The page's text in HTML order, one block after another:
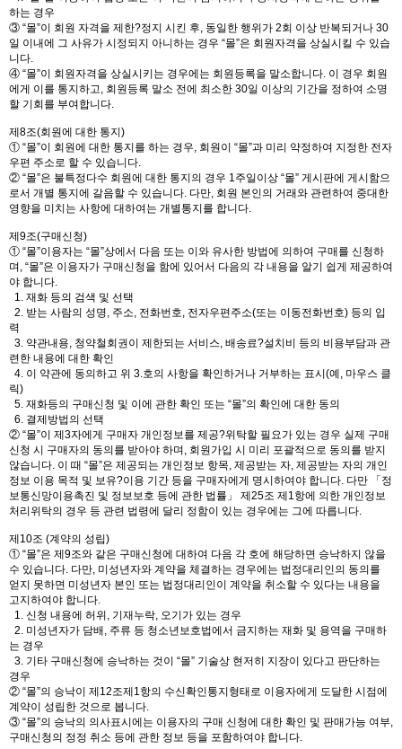
하는 경우
③ “몰”이 회원 자격을 제한?정지 시킨 후, 동일한 행위가 2회 이상 반복되거나 30
일 이내에 그 사유가 시정되지 아니하는 경우 “몰”은 회원자격을 상실시킬 수 있습
니다.
④ “몰”이 회원자격을 상실시키는 경우에는 회원등록을 말소합니다. 이 경우 회원
에게 이를 통지하고, 회원등록 말소 전에 최소한 30일 이상의 기간을 정하여 소명
할 기회를 부여합니다.
제8조(회원에 대한 통지)
① “몰”이 회원에 대한 통지를 하는 경우, 회원이 “몰”과 미리 약정하여 지정한 전자
우편 주소로 할 수 있습니다.
② “몰”은 불특정다수 회원에 대한 통지의 경우 1주일이상 “몰” 게시판에 게시함으
로서 개별 통지에 갈음할 수 있습니다. 다만, 회원 본인의 거래와 관련하여 중대한
영향을 미치는 사항에 대하여는 개별통지를 합니다.
제9조(구매신청)
① “몰”이용자는 “몰”상에서 다음 또는 이와 유사한 방법에 의하여 구매를 신청하
며, “몰”은 이용자가 구매신청을 함에 있어서 다음의 각 내용을 알기 쉽게 제공하여
야 합니다.
1. 재화 등의 검색 및 선택
2. 받는 사람의 성명, 주소, 전화번호, 전자우편주소(또는 이동전화번호) 등의 입
력
3. 약관내용, 청약철회권이 제한되는 서비스, 배송료?설치비 등의 비용부담과 관
련한 내용에 대한 확인
4. 이 약관에 동의하고 위 3.호의 사항을 확인하거나 거부하는 표시(예, 마우스 클
릭)
5. 재화등의 구매신청 및 이에 관한 확인 또는 “몰”의 확인에 대한 동의
6. 결제방법의 선택
② “몰”이 제3자에게 구매자 개인정보를 제공?위탁할 필요가 있는 경우 실제 구매
신청 시 구매자의 동의를 받아야 하며, 회원가입 시 미리 포괄적으로 동의를 받지
않습니다. 이 때 “몰”은 제공되는 개인정보 항목, 제공받는 자, 제공받는 자의 개인
정보 이용 목적 및 보유?이용 기간 등을 구매자에게 명시하여야 합니다. 다만 「정
보통신망이용촉진 및 정보보호 등에 관한 법률」 제25조 제1항에 의한 개인정보
처리위탁의 경우 등 관련 법령에 달리 정함이 있는 경우에는 그에 따릅니다.
제10조 (계약의 성립)
① “몰”은 제9조와 같은 구매신청에 대하여 다음 각 호에 해당하면 승낙하지 않을
수 있습니다. 다만, 미성년자와 계약을 체결하는 경우에는 법정대리인의 동의를
얻지 못하면 미성년자 본인 또는 법정대리인이 계약을 취소할 수 있다는 내용을
고지하여야 합니다.
1. 신청 내용에 허위, 기재누락, 오기가 있는 경우
2. 미성년자가 담배, 주류 등 청소년보호법에서 금지하는 재화 및 용역을 구매하
는 경우
3. 기타 구매신청에 승낙하는 것이 “몰” 기술상 현저히 지장이 있다고 판단하는
경우
② “몰”의 승낙이 제12조제1항의 수신확인통지형태로 이용자에게 도달한 시점에
계약이 성립한 것으로 봅니다.
③ “몰”의 승낙의 의사표시에는 이용자의 구매 신청에 대한 확인 및 판매가능 여부,
구매신청의 정정 취소 등에 관한 정보 등을 포함하여야 합니다.